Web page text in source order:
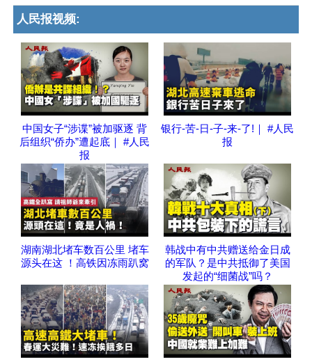
人民报视频:
中国女子“涉谍”被加驱逐 背
后组织“侨办”遭起底｜ #人民
报
银行-苦-日-子-来-了!｜ #人民
报
湖南湖北堵车数百公里 堵车
源头在这 ！高铁因冻雨趴窝
韩战中有中共赠送给金日成
的军队？是中共抵御了美国
发起的“细菌战”吗？